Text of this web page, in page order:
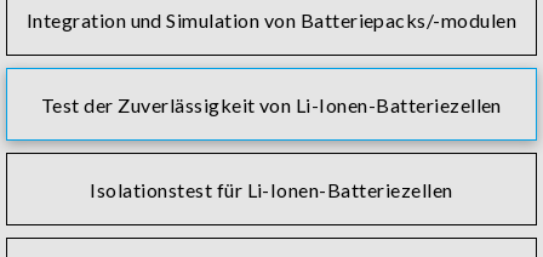
Integration und Simulation von Batteriepacks/-modulen
Test der Zuverlässigkeit von Li-Ionen-Batteriezellen
Isolationstest für Li-Ionen-Batteriezellen